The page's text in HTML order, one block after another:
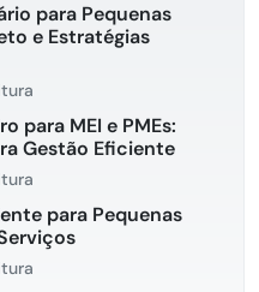
para Pequenas
e Estratégias
para MEI e PMEs:
Gestão Eficiente
para Pequenas